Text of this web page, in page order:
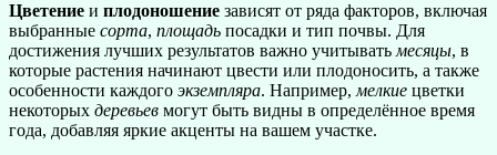
Цветение и плодоношение зависят от ряда факторов, включая
выбранные сорта, площадь посадки и тип почвы. Для
достижения лучших результатов важно учитывать месяцы, в
которые растения начинают цвести или плодоносить, а также
особенности каждого экземпляра. Например, мелкие цветки
некоторых деревьев могут быть видны в определённое время
года, добавляя яркие акценты на вашем участке.